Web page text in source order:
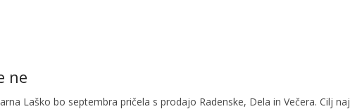
ne
Laško bo septembra pričela s prodajo Radenske, Dela in Večera. Cilj naj